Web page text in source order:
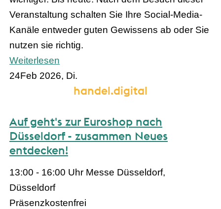
Veranstaltung schalten Sie Ihre Social-Media-
Kanäle entweder guten Gewissens ab oder Sie
nutzen sie richtig.
Weiterlesen
24Feb 2026, Di.
handel.digital
Auf geht's zur Euroshop nach
Düsseldorf - zusammen Neues
entdecken!
13:00 - 16:00 Uhr Messe Düsseldorf,
Düsseldorf
Präsenzkostenfrei